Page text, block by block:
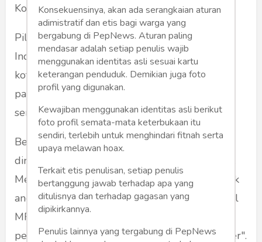
Kota secara serentak.
Pilkada akan dilaksanakan di 270 daerah di
Indonesia dengan rincian sembilan provinsi, 37
kota, dan 224 kabupaten. Sebanyak 715
pasangan calon siap meramaikan Pilkada
serentak ini.
Berarti ada 270 titik yang pasti sudah
direncanakan pengamanannya dengan matang.
Mengingat terjadinya kasus tembak menembak
anggota Polri dengan Laskar Khusus pengawal
MRS, pilkada bisa jadi momentum para
pembonceng memanfaatkan untuk "bikin geger".
Konsekuensinya, akan ada serangkaian aturan
adimistratif dan etis bagi warga yang
bergabung di PepNews. Aturan paling
mendasar adalah setiap penulis wajib
menggunakan identitas asli sesuai kartu
keterangan penduduk. Demikian juga foto
profil yang digunakan.
Kewajiban menggunakan identitas asli berikut
foto profil semata-mata keterbukaan itu
sendiri, terlebih untuk menghindari fitnah serta
upaya melawan hoax.
Terkait etis penulisan, setiap penulis
bertanggung jawab terhadap apa yang
ditulisnya dan terhadap gagasan yang
dipikirkannya.
Penulis lainnya yang tergabung di PepNews